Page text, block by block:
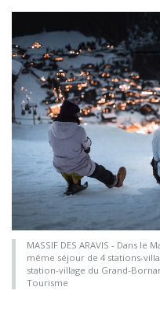
MASSIF DES ARAVIS - Dans
même séjour de 4 stations-
station-village du Grand-
Tourisme